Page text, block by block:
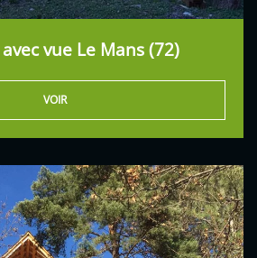
vue Le Mans (72)
VOIR